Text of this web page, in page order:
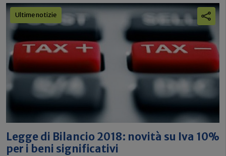
Ultime notizie
Legge di Bilancio 2018: novità su Iva 10%
per i beni significativi